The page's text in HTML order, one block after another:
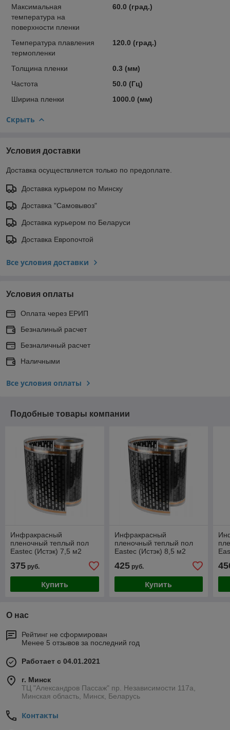
Максимальная
температура на
поверхности пленки
60.0 (град.)
Температура плавления
термопленки
120.0 (град.)
Толщина пленки
0.3 (мм)
Частота
50.0 (Гц)
Ширина пленки
1000.0 (мм)
Скрыть
Условия доставки
Доставка осуществляется только по предоплате.
Доставка курьером по Минску
Доставка "Самовывоз"
Доставка курьером по Беларуси
Доставка Европочтой
Все условия доставки
Условия оплаты
Оплата через ЕРИП
Безналиный расчет
Безналичный расчет
Наличными
Все условия оплаты
Подобные товары компании
Инфракрасный
пленочный теплый пол
Eastec (Истэк) 7,5 м2
375 руб.
Купить
Инфракрасный
пленочный теплый пол
Eastec (Истэк) 8,5 м2
425руб.
Купить
О нас
Рейтинг не сформирован
Менее 5 отзывов за последний год
Работает с 04.01.2021
г. Минск
ТЦ "Александров Пассаж" пр. Независимости 117а,
Минская область, Минск, Беларусь
Контакты